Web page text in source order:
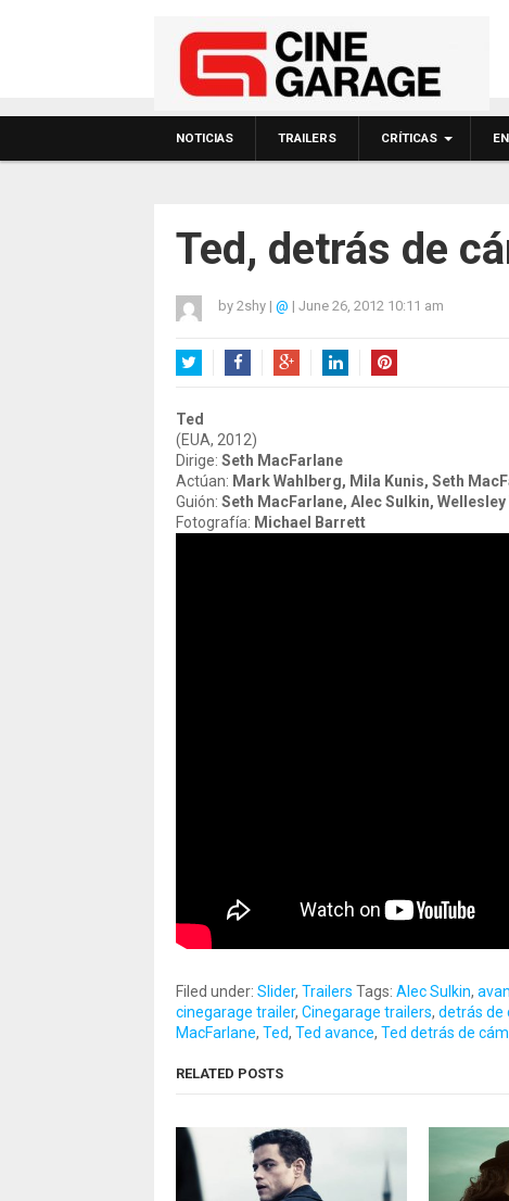
NOTICIAS TRAILERS CRÍTICAS
Ted, detrás de
by 2shy | @ | June 26, 2012 10:11 am
Ted
(EUA, 2012)
Dirige: Seth MacFarlane
Actúan: Mark Wahlberg, Mila Kunis, Seth
Guión: Seth MacFarlane, Alec Sulkin, Wellesley
Fotografía: Michael Barrett
Filed under: Slider, Trailers Tags: Alec Sulkin,
cinegarage trailer, Cinegarage trailers, detrás de
MacFarlane, Ted, Ted avance, Ted detrás de
RELATED POSTS